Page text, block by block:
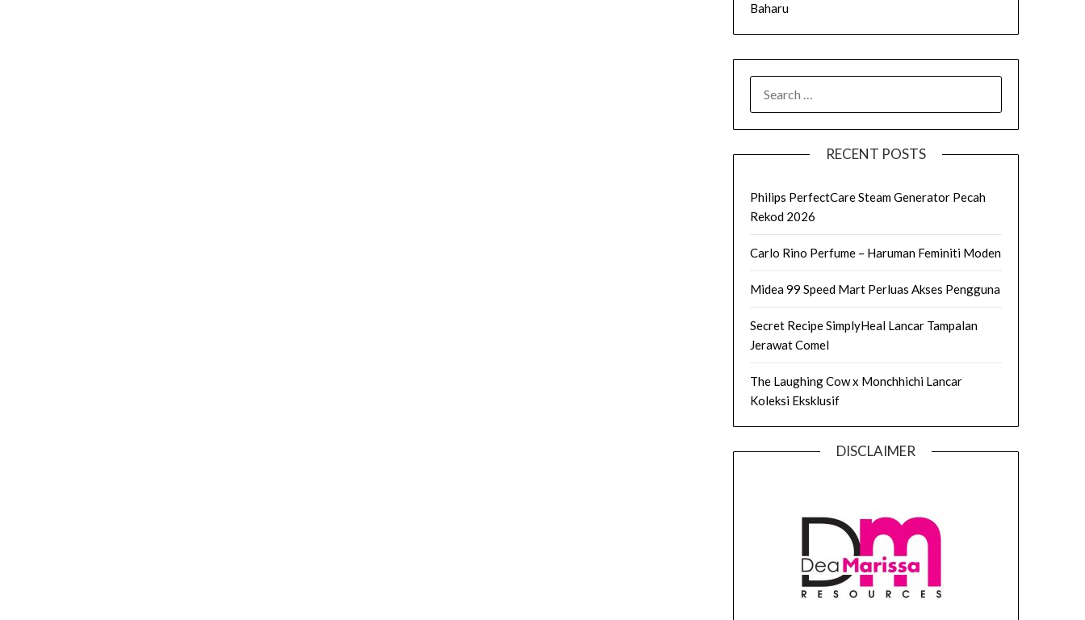
Baharu
FOR:
RECENT POSTS
Philips PerfectCare Steam Generator Pecah
Rekod 2026
Carlo Rino Perfume – Haruman Feminiti Moden
Midea 99 Speed Mart Perluas Akses Pengguna
Secret Recipe SimplyHeal Lancar Tampalan
Jerawat Comel
The Laughing Cow x Monchhichi Lancar
Koleksi Eksklusif
DISCLAIMER